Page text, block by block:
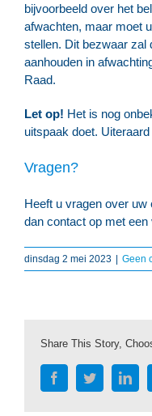
bijvoorbeeld over het
afwachten, maar moet
stellen. Dit bezwaar zal
aanhouden in
Raad.
Let op! Het is nog
uitspaak doet.
Vragen?
Heeft u vragen over
dan contact op met
dinsdag 2 mei 2023 | Geen
Share This Story,
FacebookTwitter